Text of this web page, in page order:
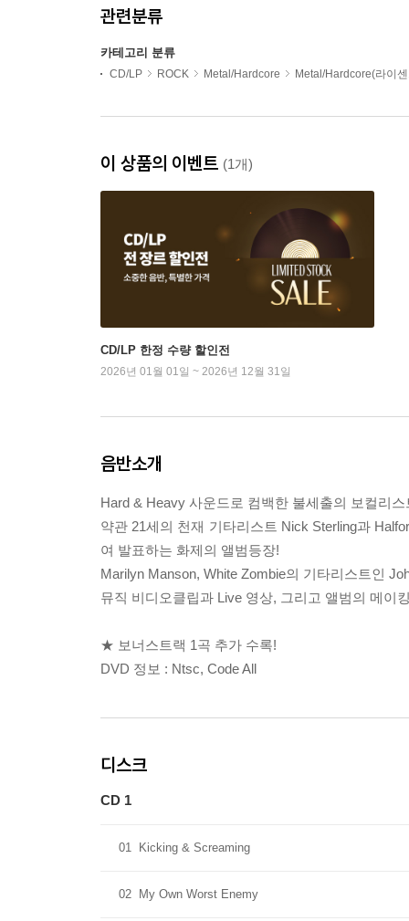
관련분류
카테고리 분류
CD/LP ROCK Metal/Hardcore Metal/Hardcore(라이
이 상품의 이벤트 (1개)
CD/LP 한정 수량 할인전
2026년 01월 01일 ~ 2026년 12월 31일
음반소개
Hard & Heavy 사운드로 컴백한 불세출의 보컬리
약관 21세의 천재 기타리스트 Nick Sterling과
여 발표하는 화제의 앨범등장!
Marilyn Manson, White Zombie의 기타리스트인
뮤직 비디오클립과 Live 영상, 그리고 앨범의 메이
★ 보너스트랙 1곡 추가 수록!
DVD 정보 : Ntsc, Code All
디스크
CD 1
01 Kicking & Screaming
02 My Own Worst Enemy